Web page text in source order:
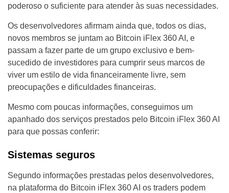
poderoso o suficiente para atender às suas necessidades.
Os desenvolvedores afirmam ainda que, todos os dias,
novos membros se juntam ao Bitcoin iFlex 360 AI, e
passam a fazer parte de um grupo exclusivo e bem-
sucedido de investidores para cumprir seus marcos de
viver um estilo de vida financeiramente livre, sem
preocupações e dificuldades financeiras.
Mesmo com poucas informações, conseguimos um
apanhado dos serviços prestados pelo Bitcoin iFlex 360 AI
para que possas conferir:
Sistemas seguros
Segundo informações prestadas pelos desenvolvedores,
na plataforma do Bitcoin iFlex 360 AI os traders podem